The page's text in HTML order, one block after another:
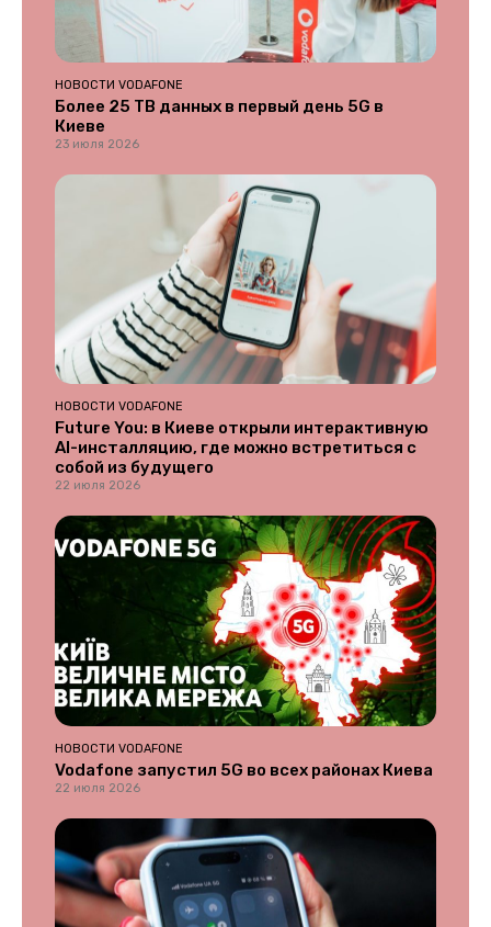
НОВОСТИ VODAFONE
Более 25 ТВ данных в первый день 5G в
Киеве
23 июля 2026
НОВОСТИ VODAFONE
Future You: в Киеве открыли интерактивную
AI-инсталляцию, где можно встретиться с
собой из будущего
22 июля 2026
НОВОСТИ VODAFONE
Vodafone запустил 5G во всех районах Киева
22 июля 2026